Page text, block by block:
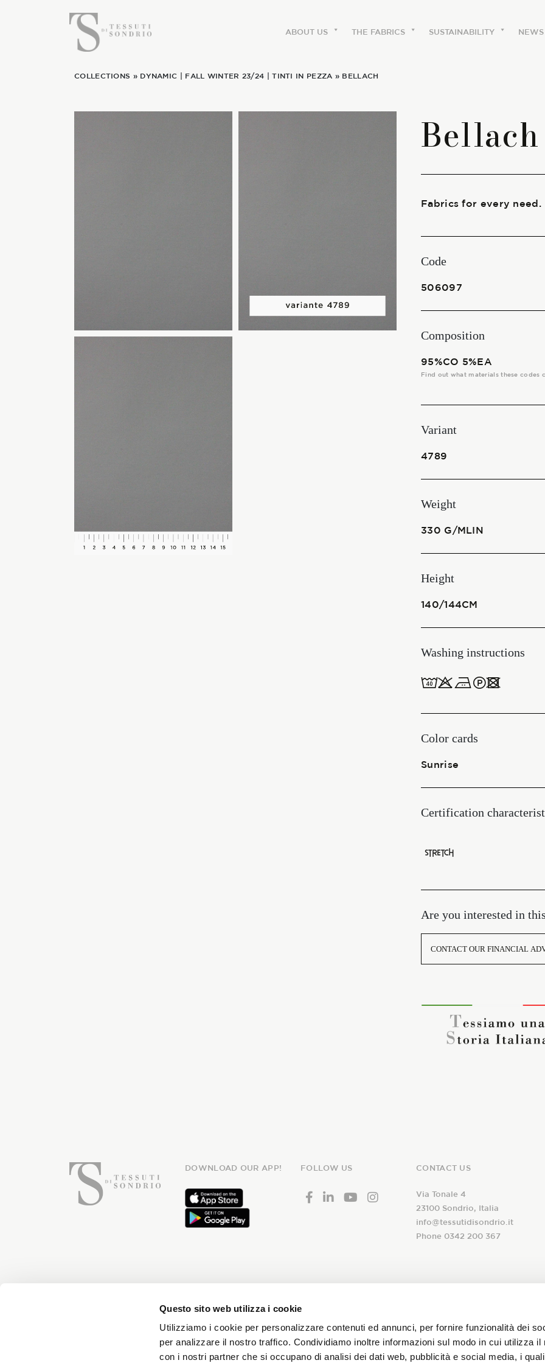
Questo sito web utilizza i cookie
Utilizziamo i cookie per personalizzare contenuti ed annunci, per fornire funzionalità dei
per analizzare il nostro traffico. Condividiamo inoltre informazioni sul modo in cui utilizza il
con i nostri partner che si occupano di analisi dei dati web, pubblicità e social media, i
ABOUT US THE FABRICS SUSTAINABILITY NEWS
COLLECTIONS » DYNAMIC FALL WINTER 23/24 |TINTI IN PEZZA » BELLACH
Bellach
Fabrics for every need.
Code
506097
Composition
95%CO 5%EA
Find out what materials these codes
Variant
4789
Weight
330 G/MLIN
Height
140/144CM
Washing instructions
8obWd
Color cards
Sunrise
Certification
Are you interested in
CONTACT OUR FINANCIAL
DOWNLOAD OUR APP! FOLLOW US CONTACT US
Via Tonale 4
23100 Sondrio, Italia
info@tessutidisondrio.it
Phone 0342 200 367
Subscribe to our
newsletter!
I declare that I have read
consent to the treatment
subscription to the Tessuti
ENGLISH
The labels
Our history
Work with us
THE FABRICS
The season Fall/Winter
The season Spring/Summer
bunch
SUSTAINABILITY
Heart for Earth
UpCycle
Certifications
CONTACT US